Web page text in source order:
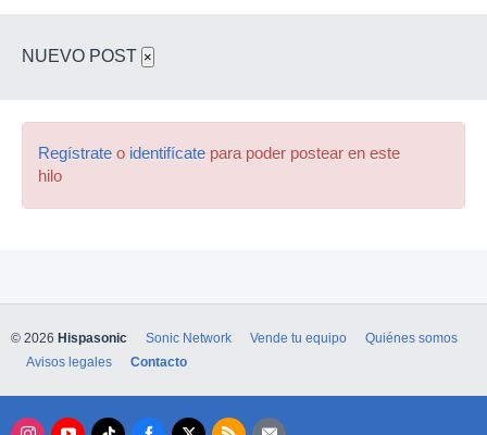
NUEVO POST ×
Regístrate o identifícate para poder postear en este
hilo
© 2026 Hispasonic Sonic Network Vende tu equipo
Quiénes somos
Avisos legales
Contacto